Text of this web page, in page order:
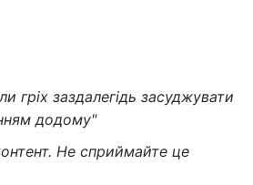
гріх заздалегідь засуджувати
додому"
Не сприймайте це